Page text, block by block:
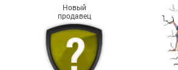
Новый
продавец